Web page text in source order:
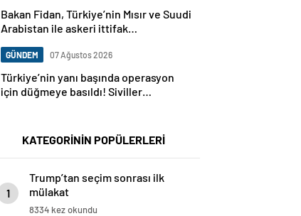
Bakan Fidan, Türkiye’nin Mısır ve Suudi
Arabistan ile askeri ittifak
GÜNDEM 07 Ağustos 2026
Türkiye’nin yanı başında operasyon
için düğmeye basıldı! Siviller
KATEGORİNİN POPÜLERLERİ
1
Trump’tan seçim sonrası ilk
mülakat
8334 kez okundu